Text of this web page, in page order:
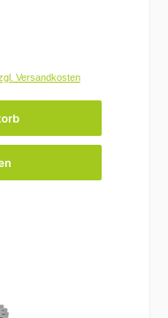
Versandkosten